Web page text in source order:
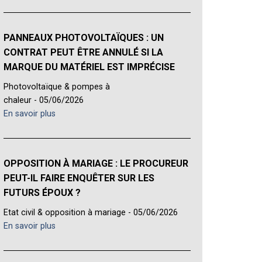
PANNEAUX PHOTOVOLTAÏQUES : UN
CONTRAT PEUT ÊTRE ANNULÉ SI LA
MARQUE DU MATÉRIEL EST IMPRÉCISE
Photovoltaïque & pompes à
chaleur - 05/06/2026
En savoir plus
OPPOSITION À MARIAGE : LE PROCUREUR
PEUT-IL FAIRE ENQUÊTER SUR LES
FUTURS ÉPOUX ?
Etat civil & opposition à mariage - 05/06/2026
En savoir plus